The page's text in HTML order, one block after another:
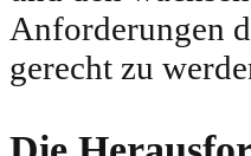
Anforderungen
gerecht zu